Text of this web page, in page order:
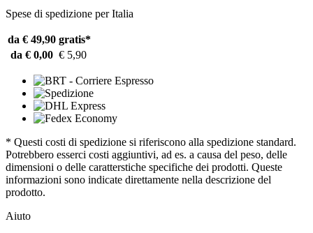
Spese di spedizione per Italia
da € 49,90 gratis*
da € 0,00 € 5,90
* Questi costi di spedizione si riferiscono alla spedizione standard.
Potrebbero esserci costi aggiuntivi, ad es. a causa del peso, delle
dimensioni o delle caratterstiche specifiche dei prodotti. Queste
informazioni sono indicate direttamente nella descrizione del
prodotto.
Aiuto